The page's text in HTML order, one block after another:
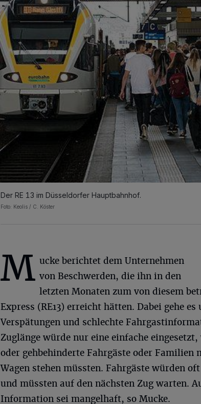
Der RE 13 im Düsseldorfer Hauptbahnhof.
Foto: Keolis / C. Köster
M ucke berichtet dem Unternehmen
von Beschwerden, die ihn in den
letzten Monaten zum von diesem
Express (RE13) erreicht hätten. Dabei gehe
Verspätungen und schlechte
Zuglänge würde nur eine einfache
oder gehbehinderte Fahrgäste oder
Wagen stehen müssten. Fahrgäste würden
und müssten auf den nächsten Zug warten.
Information sei mangelhaft, so Mucke.